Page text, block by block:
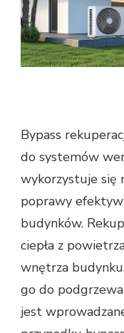
Bypass
do systemów
wykorzystuje się
poprawy
budynków.
ciepła z
wnętrza
go do
jest